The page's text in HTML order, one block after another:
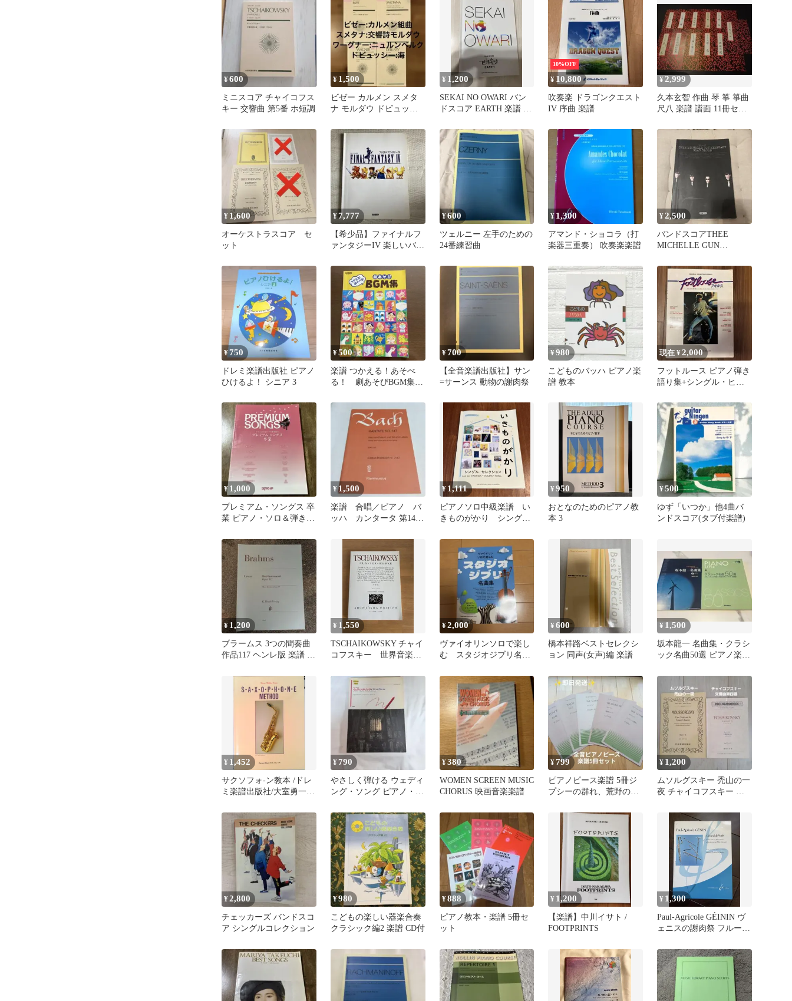
¥600
ミニスコア チャイコフス
キー 交響曲 第5番 ホ短調
¥ 1,500
ビゼー カルメン スメタ
ナ モルダウ ドビュッシ
楽譜
¥ 1,200
SEKAI NO OWARI バン
ドスコア EARTH 楽譜 セ
10%OFF
¥ 10,800
吹奏楽 ドラゴンクエスト
IV 序曲 楽譜
¥ 2,999
久本玄智 作曲 琴 箏 箏曲
尺八 楽譜 譜面 11冊セッ
¥ 1,600
オーケストラスコア セ
ット
¥7,777
【希少品】ファイナルフ
ァンタジーIV 楽しいバイ
¥600
ツェルニー 左手のための
24番練習曲
¥ 1,300
アマンド・ショコラ（打
楽器三重奏） 吹奏楽楽譜
¥2,500
バンドスコアTHEE
MICHELLE GUN
¥750
ドレミ楽譜出版社 ピアノ
ひけるよ！ シニア 3
¥500
楽譜 つかえる！あそべ
る！ 劇あそびBGM集
¥700
【全音楽譜出版社】サン
=サーンス 動物の謝肉祭
¥980
こどものバッハ ピアノ楽
譜 教本
現在 ¥2,000
フットルース ピアノ弾き
語り集+シングル・ヒッ
版
¥ 1,000
プレミアム・ソングス 卒
業 ピアノ・ソロ＆弾き語
¥1,500
楽譜 合唱／ピアノ バ
ッハ カンタータ 第147
¥ 1,111
ピアノソロ中級楽譜 い
きものがかり シング
¥950
おとなのためのピアノ教
本 3
¥500
ゆず「いつか」他4曲バ
ンドスコア(タブ付楽譜)
¥ 1,200
ブラームス 3つの間奏曲
作品117 ヘンレ版 楽譜 新
¥ 1,550
TSCHAIKOWSKY チャイ
コフスキー 世界音楽全
¥2,000
ヴァイオリンソロで楽し
む スタジオジブリ名曲
¥600
橋本祥路ベストセレクシ
ョン 同声(女声)編 楽譜
¥ 1,500
坂本龍一 名曲集・クラシ
ック名曲50選 ピアノ楽譜
¥ 1,452
サクソフォ-ン教本 /ドレ
ミ楽譜出版社/大室勇一
¥ 790
やさしく弾ける ウェディ
ング・ソング ピアノ・ソ
¥380
WOMEN SCREEN MUSIC
CHORUS 映画音楽楽譜
¥799
ピアノピース楽譜 5冊ジ
プシーの群れ、荒野のバ
ツ、水の精
¥ 1,200
ムソルグスキー 禿山の一
夜 チャイコフスキー 交
¥2,800
チェッカーズ バンドスコ
ア シングルコレクション
¥980
こどもの楽しい器楽合奏
クラシック編2 楽譜 CD付
¥888
ピアノ教本・楽譜 5冊セ
ット
¥ 1,200
【楽譜】中川イサト /
FOOTPRINTS
¥ 1,300
Paul-Agricole GÉININ ヴ
ェニスの謝肉祭 フルート